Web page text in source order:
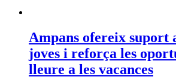
Programari lliure, aplicacions, xarxes socials
Recursos jurídics